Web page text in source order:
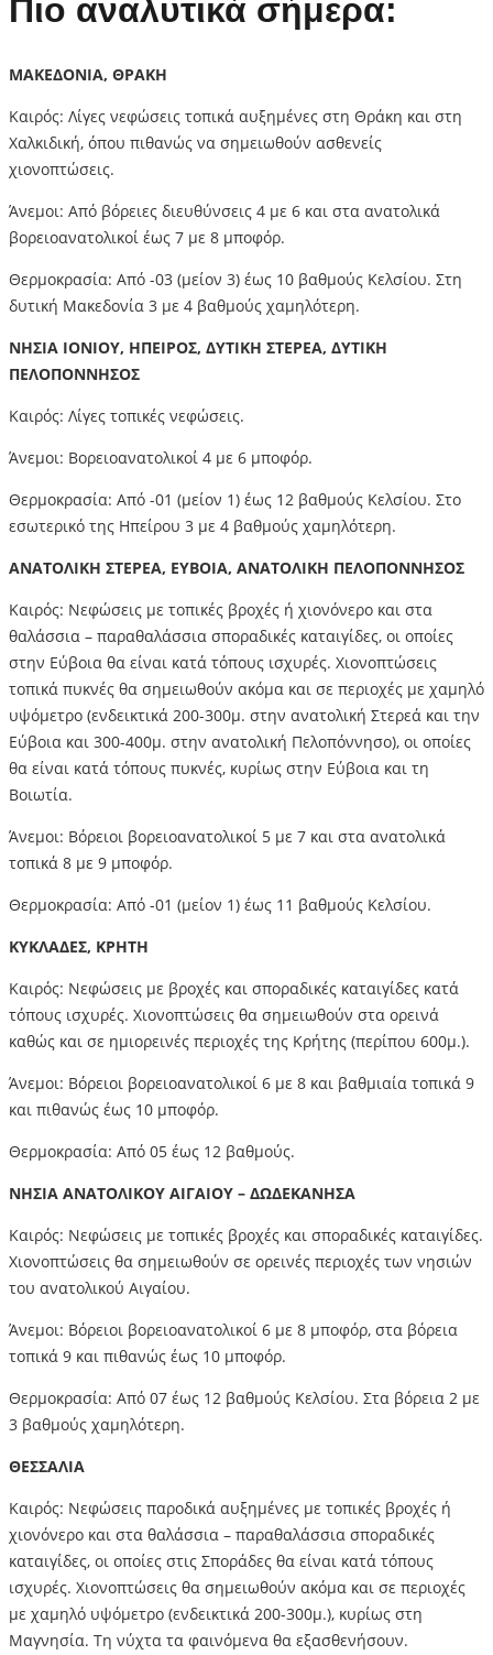
Πιο αναλυτικά σήμερα:
ΜΑΚΕΔΟΝΙΑ, ΘΡΑΚΗ
Καιρός: Λίγες νεφώσεις τοπικά αυξημένες στη Θράκη και στη
Χαλκιδική, όπου πιθανώς να σημειωθούν ασθενείς
χιονοπτώσεις.
Άνεμοι: Από βόρειες διευθύνσεις 4 με 6 και στα ανατολικά
βορειοανατολικοί έως 7 με 8 μποφόρ.
Θερμοκρασία: Από -03 (μείον 3) έως 10 βαθμούς Κελσίου. Στη
δυτική Μακεδονία 3 με 4 βαθμούς χαμηλότερη.
ΝΗΣΙΑ ΙΟΝΙΟΥ, ΗΠΕΙΡΟΣ, ΔΥΤΙΚΗ ΣΤΕΡΕΑ, ΔΥΤΙΚΗ
ΠΕΛΟΠΟΝΝΗΣΟΣ
Καιρός: Λίγες τοπικές νεφώσεις.
Άνεμοι: Βορειοανατολικοί 4 με 6 μποφόρ.
Θερμοκρασία: Από -01 (μείον 1) έως 12 βαθμούς Κελσίου. Στο
εσωτερικό της Ηπείρου 3 με 4 βαθμούς χαμηλότερη.
ΑΝΑΤΟΛΙΚΗ ΣΤΕΡΕΑ, ΕΥΒΟΙΑ, ΑΝΑΤΟΛΙΚΗ ΠΕΛΟΠΟΝΝΗΣΟΣ
Καιρός: Νεφώσεις με τοπικές βροχές ή χιονόνερο και στα
θαλάσσια – παραθαλάσσια σποραδικές καταιγίδες, οι οποίες
στην Εύβοια θα είναι κατά τόπους ισχυρές. Χιονοπτώσεις
τοπικά πυκνές θα σημειωθούν ακόμα και σε περιοχές με χαμηλό
υψόμετρο (ενδεικτικά 200-300μ. στην ανατολική Στερεά και την
Εύβοια και 300-400μ. στην ανατολική Πελοπόννησο), οι οποίες
θα είναι κατά τόπους πυκνές, κυρίως στην Εύβοια και τη
Βοιωτία.
Άνεμοι: Βόρειοι βορειοανατολικοί 5 με 7 και στα ανατολικά
τοπικά 8 με 9 μποφόρ.
Θερμοκρασία: Από -01 (μείον 1) έως 11 βαθμούς Κελσίου.
ΚΥΚΛΑΔΕΣ, ΚΡΗΤΗ
Καιρός: Νεφώσεις με βροχές και σποραδικές καταιγίδες κατά
τόπους ισχυρές. Χιονοπτώσεις θα σημειωθούν στα ορεινά
καθώς και σε ημιορεινές περιοχές της Κρήτης (περίπου 600μ.).
Άνεμοι: Βόρειοι βορειοανατολικοί 6 με 8 και βαθμιαία τοπικά 9
και πιθανώς έως 10 μποφόρ.
Θερμοκρασία: Από 05 έως 12 βαθμούς.
ΝΗΣΙΑ ΑΝΑΤΟΛΙΚΟΥ ΑΙΓΑΙΟΥ – ΔΩΔΕΚΑΝΗΣΑ
Καιρός: Νεφώσεις με τοπικές βροχές και σποραδικές καταιγίδες.
Χιονοπτώσεις θα σημειωθούν σε ορεινές περιοχές των νησιών
του ανατολικού Αιγαίου.
Άνεμοι: Βόρειοι βορειοανατολικοί 6 με 8 μποφόρ, στα βόρεια
τοπικά 9 και πιθανώς έως 10 μποφόρ.
Θερμοκρασία: Από 07 έως 12 βαθμούς Κελσίου. Στα βόρεια 2 με
3 βαθμούς χαμηλότερη.
ΘΕΣΣΑΛΙΑ
Καιρός: Νεφώσεις παροδικά αυξημένες με τοπικές βροχές ή
χιονόνερο και στα θαλάσσια – παραθαλάσσια σποραδικές
καταιγίδες, οι οποίες στις Σποράδες θα είναι κατά τόπους
ισχυρές. Χιονοπτώσεις θα σημειωθούν ακόμα και σε περιοχές
με χαμηλό υψόμετρο (ενδεικτικά 200-300μ.), κυρίως στη
Μαγνησία. Τη νύχτα τα φαινόμενα θα εξασθενήσουν.